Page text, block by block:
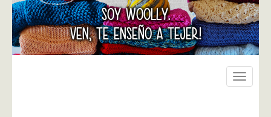
SOY WOOLLY.
VEN, TE ENSEÑO A TEJER!
Toggle